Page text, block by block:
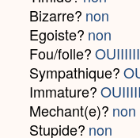
Bizarre? non
Egoiste? non
Fou/folle?
Sympathique?
Immature?
Mechant(e)? non
Stupide? non